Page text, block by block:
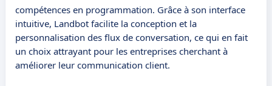
compétences en programmation. Grâce à son interface
intuitive, Landbot facilite la conception et la
personnalisation des flux de conversation, ce qui en fait
un choix attrayant pour les entreprises cherchant à
améliorer leur communication client.